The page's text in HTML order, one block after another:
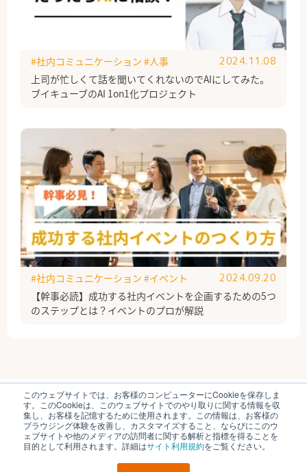
このウェブサイトでは、お客様のコンピューターにCookieを保存しま
す。このCookieは、このウェブサイトでのやり取りに関する情報を収
集し、お客様を記憶するために使用されます。この情報は、お客様の
ブラウジング体験を改善し、カスタマイズすること、ならびにこのウ
ェブサイトや他のメディアの訪問者に関する解析と指標を得ることを
目的として利用されます。詳細はサイト利用規約をご覧ください。
上司が忙しくて話を聞いてくれないのでAIにしてみた。
ブイキューブのAI 1on1化プロジェクト
#社内コミュニケーション #人事 2024.11.08
【幹事必読】成功する社内イベントを企画するための5つ
のステップとは？イベントのプロが解説
#社内コミュニケーション #イベント 2024.09.20
ブイキューブのはたらく研究部とは 運営会社
個人情報保護方針 各種お問い合わせ
© V-cube, Inc. All Rights Reserved.